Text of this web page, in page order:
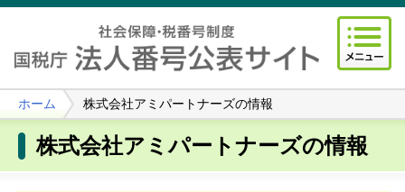
ホーム 株式会社アミパートナーズの情報
株式会社アミパートナーズの情報